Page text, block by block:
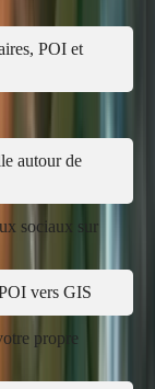
POI et
autour de
sociaux sur
vers GIS
propre